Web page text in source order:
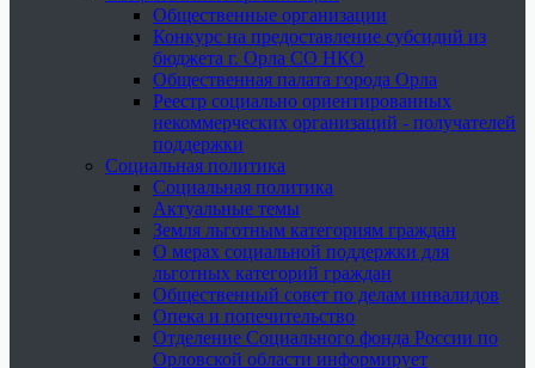
Общественные организации
Конкурс на предоставление субсидий из
бюджета г. Орла СО НКО
Общественная палата города Орла
Реестр социально ориентированных
некоммерческих организаций - получателей
поддержки
Социальная политика
Социальная политика
Актуальные темы
Земля льготным категориям граждан
О мерах социальной поддержки для
льготных категорий граждан
Общественный совет по делам инвалидов
Опека и попечительство
Отделение Социального фонда России по
Орловской области информирует